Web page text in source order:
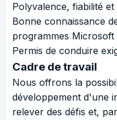
Polyvalence, fiabilité et
Bonne connaissance
programmes Microsoft
Permis de conduire
Cadre de travail
Nous offrons la
développement d'une
relever des défis et,